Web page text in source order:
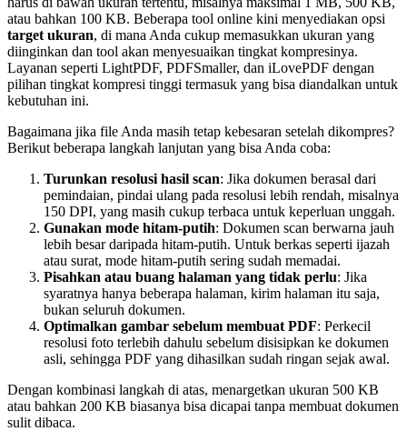
atau bahkan 100 KB. Beberapa tool online kini menyediakan opsi
target ukuran, di mana Anda cukup memasukkan ukuran yang
diinginkan dan tool akan menyesuaikan tingkat kompresinya.
Layanan seperti LightPDF, PDFSmaller, dan iLovePDF dengan
pilihan tingkat kompresi tinggi termasuk yang bisa diandalkan untuk
kebutuhan ini.
Bagaimana jika file Anda masih tetap kebesaran setelah dikompres?
Berikut beberapa langkah lanjutan yang bisa Anda coba:
Turunkan resolusi hasil scan: Jika dokumen berasal dari
pemindaian, pindai ulang pada resolusi lebih rendah, misalnya
150 DPI, yang masih cukup terbaca untuk keperluan unggah.
Gunakan mode hitam-putih: Dokumen scan berwarna jauh
lebih besar daripada hitam-putih. Untuk berkas seperti ijazah
atau surat, mode hitam-putih sering sudah memadai.
Pisahkan atau buang halaman yang tidak perlu: Jika
syaratnya hanya beberapa halaman, kirim halaman itu saja,
bukan seluruh dokumen.
Optimalkan gambar sebelum membuat PDF: Perkecil
resolusi foto terlebih dahulu sebelum disisipkan ke dokumen
asli, sehingga PDF yang dihasilkan sudah ringan sejak awal.
Dengan kombinasi langkah di atas, menargetkan ukuran 500 KB
atau bahkan 200 KB biasanya bisa dicapai tanpa membuat dokumen
sulit dibaca.